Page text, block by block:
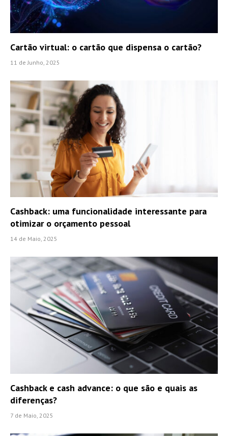
Cartão virtual: o cartão que dispensa o cartão?
11 de Junho, 2025
Cashback: uma funcionalidade interessante para
otimizar o orçamento pessoal
14 de Maio, 2025
Cashback e cash advance: o que são e quais as
diferenças?
7 de Maio, 2025